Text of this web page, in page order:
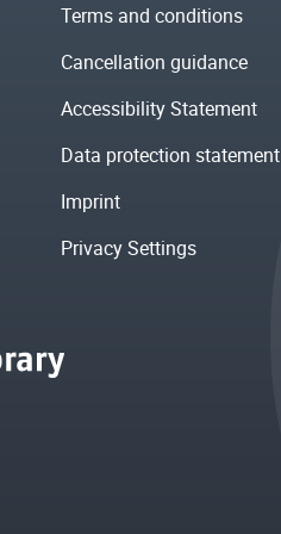
Terms and conditions
Cancellation guidance
Accessibility Statement
Data protection statement
Imprint
Privacy Settings